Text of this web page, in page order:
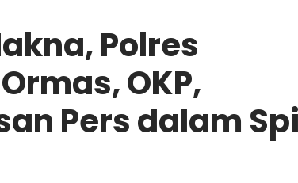
Polres
OKP,
Pers dalam